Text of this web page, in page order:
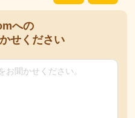
への
せください